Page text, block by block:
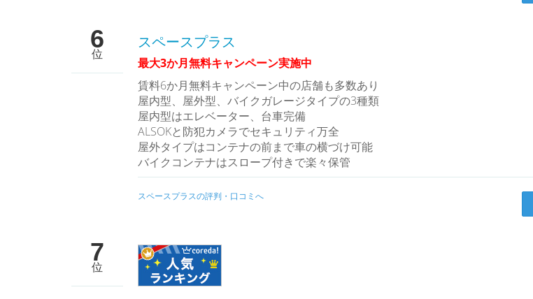
6
位
スペースプラス
最大3か月無料キャンペーン実施中
賃料6か月無料キャンペーン中の店舗も多数あり
屋内型、屋外型、バイクガレージタイプの3種類
屋内型はエレベーター、台車完備
ALSOKと防犯カメラでセキュリティ万全
屋外タイプはコンテナの前まで車の横づけ可能
バイクコンテナはスロープ付きで楽々保管
スペースプラスの評判・口コミへ
7
位